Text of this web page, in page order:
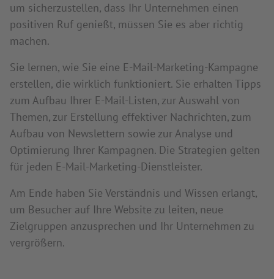
um sicherzustellen, dass Ihr Unternehmen einen
positiven Ruf genießt, müssen Sie es aber richtig
machen.
Sie lernen, wie Sie eine E-Mail-Marketing-Kampagne
erstellen, die wirklich funktioniert. Sie erhalten Tipps
zum Aufbau Ihrer E-Mail-Listen, zur Auswahl von
Themen, zur Erstellung effektiver Nachrichten, zum
Aufbau von Newslettern sowie zur Analyse und
Optimierung Ihrer Kampagnen. Die Strategien gelten
für jeden E-Mail-Marketing-Dienstleister.
Am Ende haben Sie Verständnis und Wissen erlangt,
um Besucher auf Ihre Website zu leiten, neue
Zielgruppen anzusprechen und Ihr Unternehmen zu
vergrößern.